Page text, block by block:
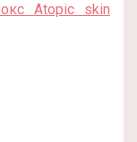
Atopic skin